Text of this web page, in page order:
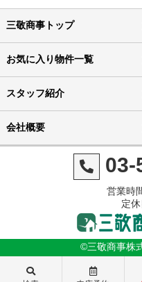
三敬商事トップ
お気に入り物件一覧
スタッフ紹介
会社概要
03-
営業時
定
©三敬商事株